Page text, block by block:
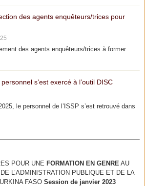
des agents enquêteurs/trices pour
des agents enquêteurs/trices à former
s’est exercé à l’outil DISC
le personnel de l’ISSP s’est retrouvé dans
POUR UNE FORMATION EN GENRE AU
L’ADMINISTRATION PUBLIQUE ET DE LA
FASO Session de janvier 2023